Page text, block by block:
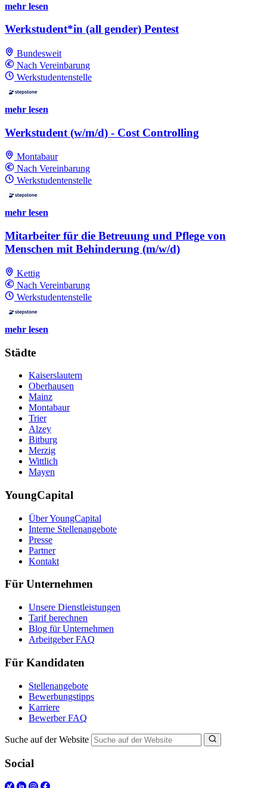
mehr lesen
Werkstudent*in (all gender) Pentest
Bundesweit
Nach Vereinbarung
Werkstudentenstelle
mehr lesen
Werkstudent (w/m/d) - Cost Controlling
Montabaur
Nach Vereinbarung
Werkstudentenstelle
mehr lesen
Mitarbeiter für die Betreuung und Pflege von
Menschen mit Behinderung (m/w/d)
Kettig
Nach Vereinbarung
Werkstudentenstelle
mehr lesen
Städte
Kaiserslautern
Oberhausen
Mainz
Montabaur
Trier
Alzey
Bitburg
Merzig
Wittlich
Mayen
YoungCapital
Über YoungCapital
Interne Stellenangebote
Presse
Partner
Kontakt
Für Unternehmen
Unsere Dienstleistungen
Tarif berechnen
Blog für Unternehmen
Arbeitgeber FAQ
Für Kandidaten
Stellenangebote
Bewerbungstipps
Karriere
Bewerber FAQ
Suche auf der Website
Social